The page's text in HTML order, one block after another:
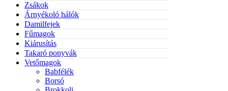
Zsákok
Árnyékoló hálók
Damilfejek
Fűmagok
Kiárusítás
Takaró ponyvák
Vetőmagok
Babfélék
Borsó